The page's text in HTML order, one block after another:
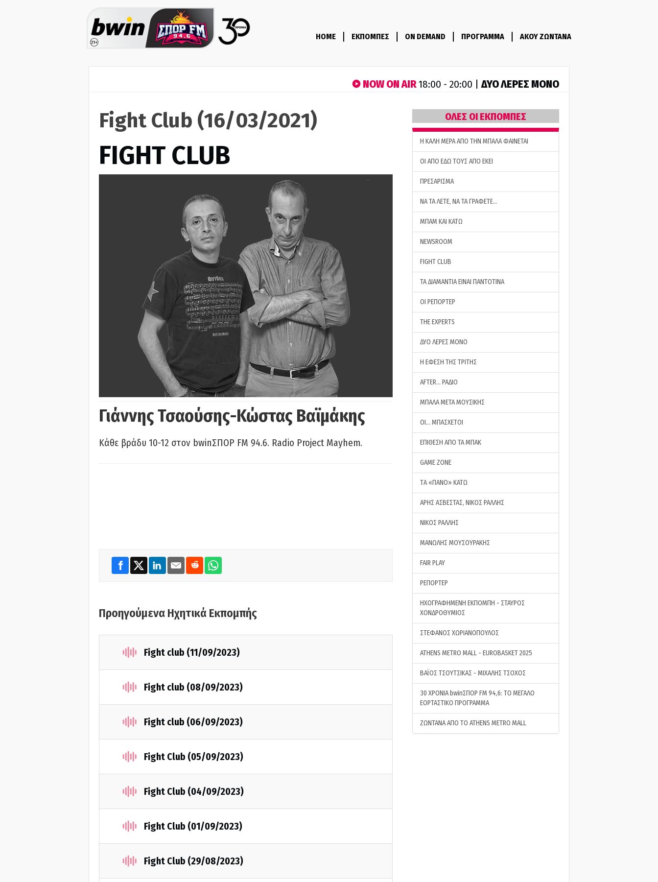
HOME ΕΚΠΟΜΠΕΣ ON DEMAND ΠΡΟΓΡΑΜΜΑ ΑΚΟΥ ΖΩΝΤΑΝΑ
NOW ON AIR18:00 - 20:00 |ΔΥΟ ΛΕΡΕΣ ΜΟΝΟ
Fight Club (16/03/2021)
FIGHT CLUB
Γιάννης Τσαούσης-Κώστας Βαϊμάκης
Κάθε βράδυ 10-12 στον bwinΣΠΟΡ FM 94.6. Radio Project Mayhem.
Προηγούμενα Ηχητικά Εκπομπής
Fight club (11/09/2023)
Fight club (08/09/2023)
Fight club (06/09/2023)
Fight Club (05/09/2023)
Fight Club (04/09/2023)
Fight Club (01/09/2023)
Fight Club (29/08/2023)
ΟΛΕΣ ΟΙ ΕΚΠΟΜΠΕΣ
H ΚΑΛΗ ΜΕΡΑ ΑΠΟ ΤΗΝ ΜΠΑΛΑ ΦΑΙΝΕΤΑΙ
ΟΙ ΑΠΟ ΕΔΩ ΤΟΥΣ ΑΠΟ ΕΚΕΙ
ΠΡΕΣΑΡΙΣΜΑ
ΝΑ ΤΑ ΛΕΤΕ, ΝΑ ΤΑ ΓΡΑΦΕΤΕ…
ΜΠΑΜ ΚΑΙ ΚΑΤΩ
NEWSROOM
FIGHT CLUB
ΤΑ ΔΙΑΜΑΝΤΙΑ ΕΙΝΑΙ ΠΑΝΤΟΤΙΝΑ
ΟΙ ΡΕΠΟΡΤΕΡ
THE EXPERTS
ΔΥΟ ΛΕΡΕΣ ΜΟΝΟ
Η ΕΦΕΣΗ ΤΗΣ ΤΡΙΤΗΣ
AFTER… ΡΑΔΙΟ
ΜΠΑΛΑ ΜΕΤΑ ΜΟΥΣΙΚΗΣ
ΟΙ… ΜΠΑΣΧΕΤΟΙ
ΕΠΙΘΕΣΗ ΑΠΟ ΤΑ ΜΠΑΚ
GAME ZONE
ΤA «ΠΑΝΟ» ΚΑΤΩ
ΑΡΗΣ ΑΣΒΕΣΤΑΣ, ΝΙΚΟΣ ΡΑΛΛΗΣ
ΝΙΚΟΣ ΡΑΛΛΗΣ
ΜΑΝΩΛΗΣ ΜΟΥΣΟΥΡΑΚΗΣ
FAIR PLAY
ΡΕΠΟΡΤΕΡ
ΗΧΟΓΡΑΦΗΜΕΝΗ ΕΚΠΟΜΠΗ - ΣΤΑΥΡΟΣ
ΧΟΝΔΡΟΘΥΜΙΟΣ
ΣΤΕΦΑΝΟΣ ΧΩΡΙΑΝΟΠΟΥΛΟΣ
ATHENS METRO MALL - EUROBASKET 2025
ΒΑΪΟΣ ΤΣΟΥΤΣΙΚΑΣ - ΜΙΧΑΛΗΣ ΤΣΟΧΟΣ
30 ΧΡΟΝΙΑ bwinΣΠΟΡ FM 94,6: ΤΟ ΜΕΓΑΛΟ
ΕΟΡΤΑΣΤΙΚΟ ΠΡΟΓΡΑΜΜΑ
ΖΩΝΤΑΝΑ ΑΠΟ ΤΟ ATHENS METRO MALL